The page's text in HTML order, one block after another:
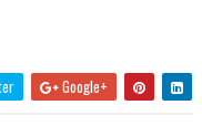
Google+